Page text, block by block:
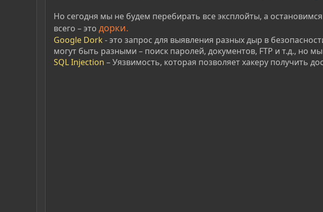
Но сегодня мы не будем перебирать все эксплойты, а
всего – это дорки.
Google Dork - это запрос для выявления разных дыр в
могут быть разными – поиск паролей, документов, FTP и т.д., но
SQL Injection – Уязвимость, которая позволяет хакеру получить